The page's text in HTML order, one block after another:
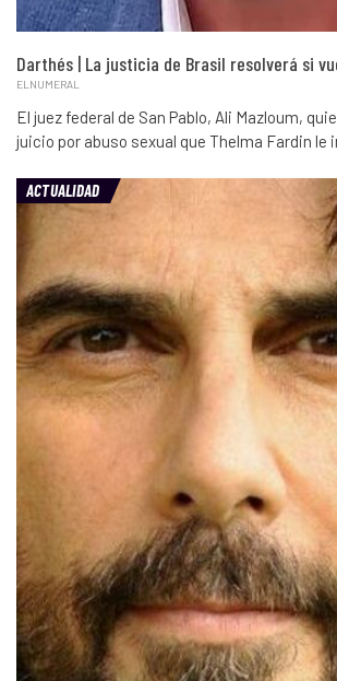
Darthés | La justicia de Brasil resolverá si
ELNUMERAL
El juez federal de San Pablo, Ali Mazloum,
juicio por abuso sexual que Thelma Fardin le
ACTUALIDAD